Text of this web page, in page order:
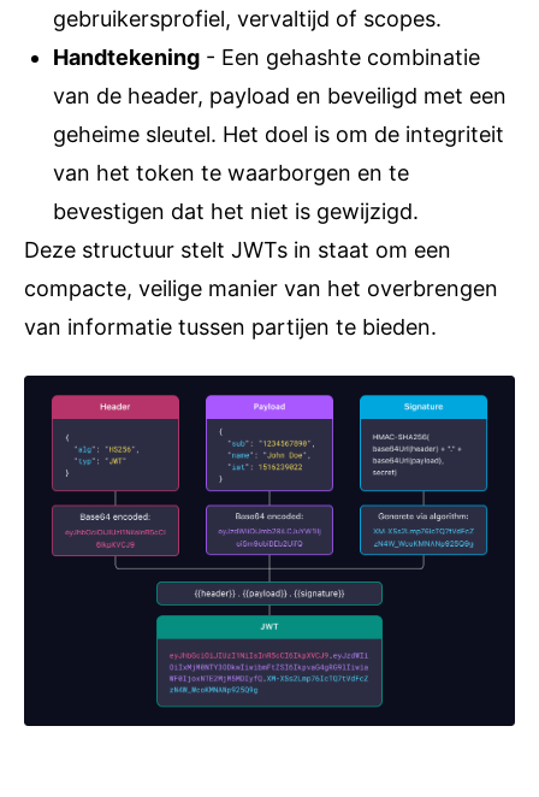
gebruikersprofiel, vervaltijd of scopes.
Handtekening - Een gehashte combinatie
van de header, payload en beveiligd met een
geheime sleutel. Het doel is om de integriteit
van het token te waarborgen en te
bevestigen dat het niet is gewijzigd.
Deze structuur stelt JWTs in staat om een
compacte, veilige manier van het overbrengen
van informatie tussen partijen te bieden.